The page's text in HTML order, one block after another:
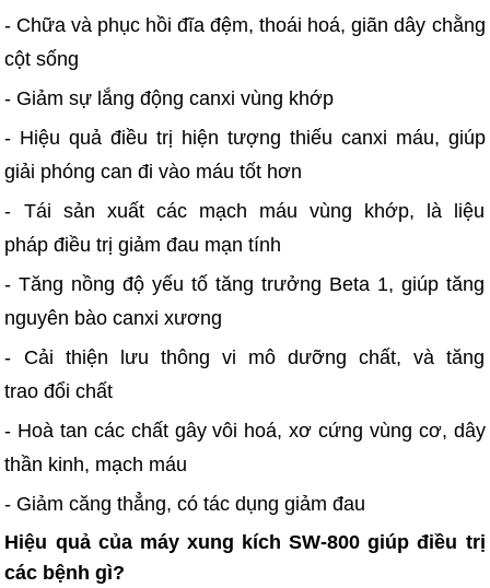
- Chữa và phục hồi đĩa đệm, thoái hoá, giãn dây chằng
cột sống
- Giảm sự lắng động canxi vùng khớp
- Hiệu quả điều trị hiện tượng thiếu canxi máu, giúp
giải phóng can đi vào máu tốt hơn
- Tái sản xuất các mạch máu vùng khớp, là liệu
pháp điều trị giảm đau mạn tính
- Tăng nồng độ yếu tố tăng trưởng Beta 1, giúp tăng
nguyên bào canxi xương
- Cải thiện lưu thông vi mô dưỡng chất, và tăng
trao đổi chất
- Hoà tan các chất gây vôi hoá, xơ cứng vùng cơ, dây
thần kinh, mạch máu
- Giảm căng thẳng, có tác dụng giảm đau
Hiệu quả của máy xung kích SW-800 giúp điều trị
các bệnh gì?